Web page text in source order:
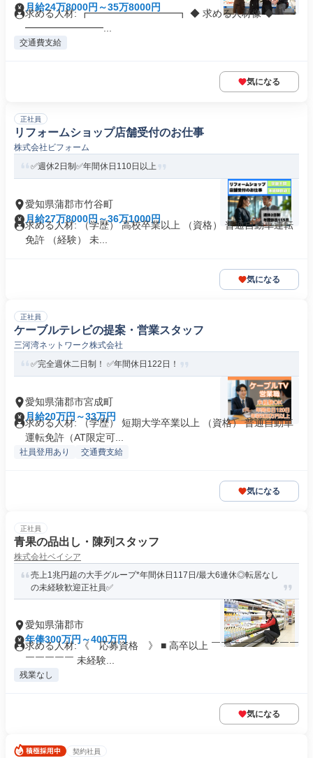
月給24万8000円～35万8000円
求める人材: ┏━━━━━━━━━┓ ◆ 求める人材像 ◆ ┗━
━━━━━━━━...
交通費支給
気になる
正社員
リフォームショップ店舗受付のお仕事
株式会社ビフォーム
✅週休2日制✅年間休日110日以上
愛知県蒲郡市竹谷町
月給27万8000円～36万1000円
求める人材: （学歴） ⾼校卒業以上 （資格） 普通⾃動⾞運転
免許 （経験） 未...
気になる
正社員
ケーブルテレビの提案・営業スタッフ
三河湾ネットワーク株式会社
✅完全週休⼆⽇制！ ✅年間休日122日！
愛知県蒲郡市宮成町
月給20万円～33万円
求める人材: （学歴） 短期⼤学卒業以上 （資格） 普通⾃動⾞
運転免許（AT限定可...
社員登用あり 交通費支給
気になる
正社員
青果の品出し・陳列スタッフ
株式会社ベイシア
売上1兆円超の大手グループ*年間休日117日/最大6連休◎転居なし
の未経験歓迎正社員✅️
愛知県蒲郡市
年俸300万円～400万円
求める人材: 《 応募資格 》 ■ 高卒以上 ￣￣￣￣￣￣￣￣￣
￣￣￣￣￣ 未経験...
残業なし
気になる
契約社員